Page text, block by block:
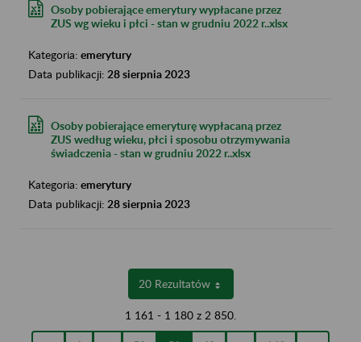
Osoby pobierające emerytury wypłacane przez
ZUS wg wieku i płci - stan w grudniu 2022 r..xlsx
Kategoria: emerytury
Data publikacji: 28 sierpnia 2023
Osoby pobierające emeryturę wypłacaną przez
ZUS według wieku, płci i sposobu otrzymywania
świadczenia - stan w grudniu 2022 r..xlsx
Kategoria: emerytury
Data publikacji: 28 sierpnia 2023
20 Rezultatów
Na stronę
1 161 - 1 180 z 2 850.